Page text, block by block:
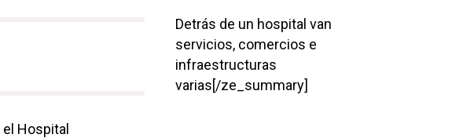
Hospital
Detrás de un hospital van
servicios, comercios e
infraestructuras
varias[/ze_summary]